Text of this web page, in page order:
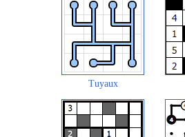
Tuyaux